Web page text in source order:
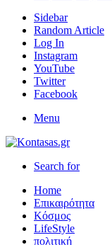
Sidebar
Random Article
Log In
Instagram
YouTube
Twitter
Facebook
Menu
Search for
Home
Επικαιρότητα
Κόσμος
LifeStyle
πολιτική